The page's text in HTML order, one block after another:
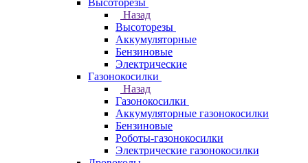
Высоторезы
Назад
Высоторезы
Аккумуляторные
Бензиновые
Электрические
Газонокосилки
Назад
Газонокосилки
Аккумуляторные газонокосилки
Бензиновые
Роботы-газонокосилки
Электрические газонокосилки